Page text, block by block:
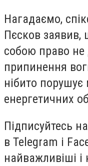
Нагадаємо,
Пєсков заявив,
собою право
припинення
нібито
енергетичних
Підписуйтесь
в Telegram і
найважливіші і